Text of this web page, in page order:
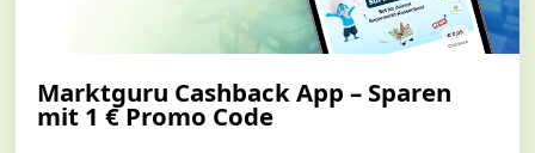
Marktguru Cashback App – Sparen
mit 1 € Promo Code